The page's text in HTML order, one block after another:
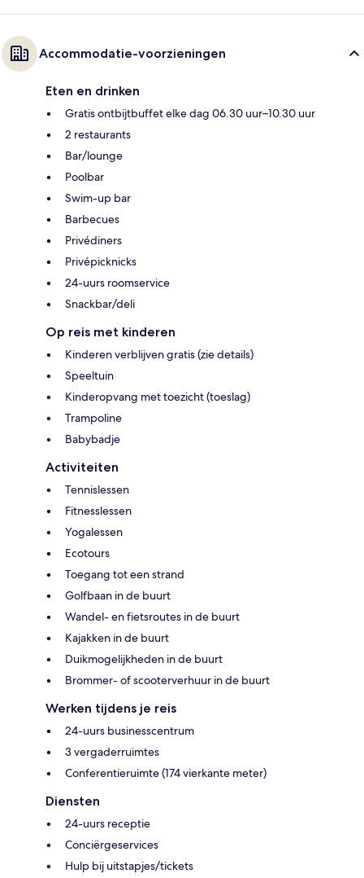
Accommodatie-voorzieningen
Eten en drinken
Gratis ontbijtbuffet elke dag 06.30 uur–10.30 uur
2 restaurants
Bar/lounge
Poolbar
Swim-up bar
Barbecues
Privédiners
Privépicknicks
24-uurs roomservice
Snackbar/deli
Op reis met kinderen
Kinderen verblijven gratis (zie details)
Speeltuin
Kinderopvang met toezicht (toeslag)
Trampoline
Babybadje
Activiteiten
Tennislessen
Fitnesslessen
Yogalessen
Ecotours
Toegang tot een strand
Golfbaan in de buurt
Wandel- en fietsroutes in de buurt
Kajakken in de buurt
Duikmogelijkheden in de buurt
Brommer- of scooterverhuur in de buurt
Werken tijdens je reis
24-uurs businesscentrum
3 vergaderruimtes
Conferentieruimte (174 vierkante meter)
Diensten
24-uurs receptie
Conciërgeservices
Hulp bij uitstapjes/tickets